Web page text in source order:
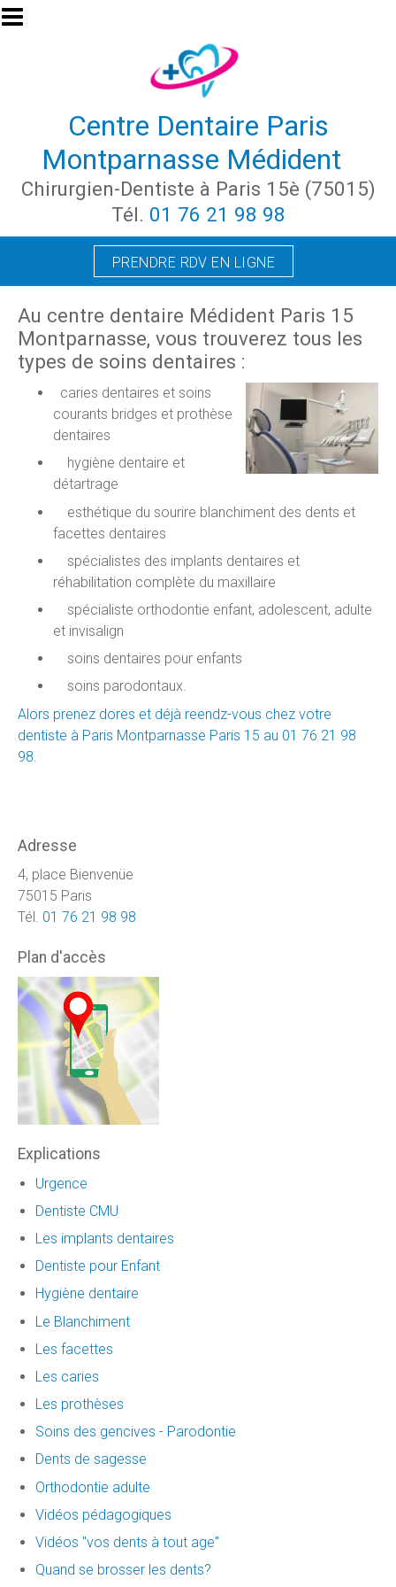
Aller au contenu principal
Centre Dentaire Paris
Montparnasse Médident
Chirurgien-Dentiste à Paris 15è (75015)
Tél. 01 76 21 98 98
PRENDRE RDV EN LIGNE
Au centre dentaire Médident Paris 15
Montparnasse, vous trouverez tous les
types de soins dentaires :
caries dentaires et soins
courants bridges et prothèse
dentaires
hygiène dentaire et
détartrage
esthétique du sourire blanchiment des dents et
facettes dentaires
spécialistes des implants dentaires et
réhabilitation complète du maxillaire
spécialiste orthodontie enfant, adolescent, adulte
et invisalign
soins dentaires pour enfants
soins parodontaux.
Alors prenez dores et déjà reendz-vous chez votre
dentiste à Paris Montparnasse Paris 15 au 01 76 21 98
98.
Adresse
4, place Bienvenüe
75015 Paris
Tél. 01 76 21 98 98
Plan d'accès
Explications
Urgence
Dentiste CMU
Les implants dentaires
Dentiste pour Enfant
Hygiène dentaire
Le Blanchiment
Les facettes
Les caries
Les prothèses
Soins des gencives - Parodontie
Dents de sagesse
Orthodontie adulte
Vidéos pédagogiques
Vidéos "vos dents à tout age"
Quand se brosser les dents?